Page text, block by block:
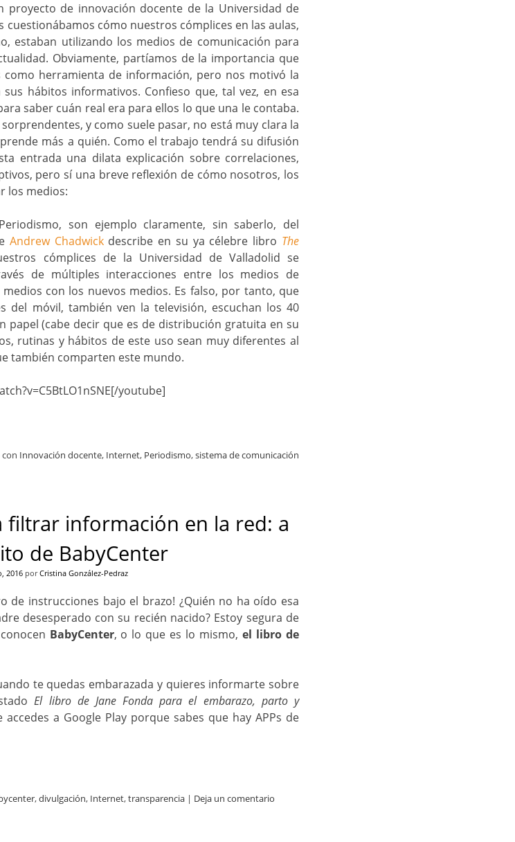
proyecto de innovación docente de la Universidad de
cómo nuestros cómplices en las aulas,
estaban utilizando los medios de comunicación para
Obviamente, partíamos de la importancia que
herramienta de información, pero nos motivó la
hábitos informativos. Confieso que, tal vez, en esa
saber cuán real era para ellos lo que una le contaba.
y como suele pasar, no está muy clara la
más a quién. Como el trabajo tendrá su difusión
entrada una dilata explicación sobre correlaciones,
pero sí una breve reflexión de cómo nosotros, los
los medios:
son ejemplo claramente, sin saberlo, del
Andrew Chadwick describe en su ya célebre libro The
cómplices de la Universidad de Valladolid se
de múltiples interacciones entre los medios de
con los nuevos medios. Es falso, por tanto, que
del móvil, también ven la televisión, escuchan los 40
papel (cabe decir que es de distribución gratuita en su
rutinas y hábitos de este uso sean muy diferentes al
también comparten este mundo.
youtube]
Innovación docente, Internet, Periodismo,sistema de comunicación
filtrar información en la red: a
de BabyCenter
2016 porCristina González-Pedraz
de instrucciones bajo el brazo! ¿Quién no ha oído esa
desesperado con su recién nacido? Estoy segura de
BabyCenter, o lo que es lo mismo,el libro de
te quedas embarazada y quieres informarte sobre
El libro de Jane Fonda para el embarazo, parto y
a Google Play porque sabes que hay APPs de
,divulgación, Internet,transparencia | Deja un comentario